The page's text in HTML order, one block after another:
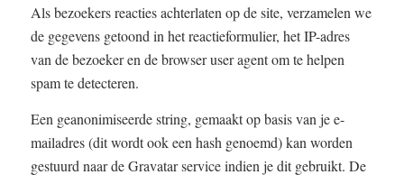
Als bezoekers reacties achterlaten op de site, verzamelen we
de gegevens getoond in het reactieformulier, het IP-adres
van de bezoeker en de browser user agent om te helpen
spam te detecteren.
Een geanonimiseerde string, gemaakt op basis van je e-
mailadres (dit wordt ook een hash genoemd) kan worden
gestuurd naar de Gravatar service indien je dit gebruikt. De